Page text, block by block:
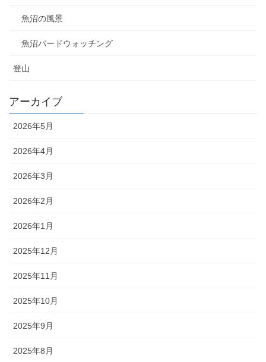
魚沼の風景
魚沼バードウォッチング
登山
アーカイブ
2026年5月
2026年4月
2026年3月
2026年2月
2026年1月
2025年12月
2025年11月
2025年10月
2025年9月
2025年8月